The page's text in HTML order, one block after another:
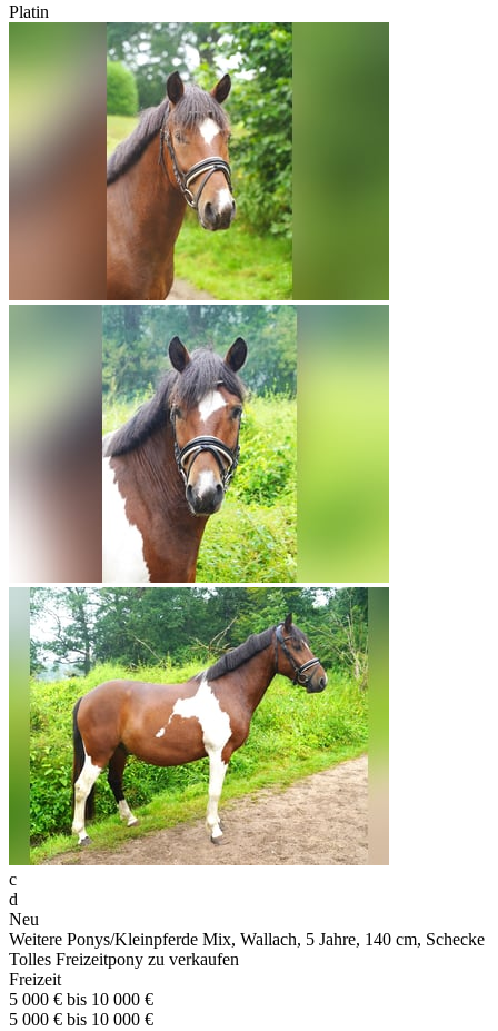
Platin
c
d
Neu
Weitere Ponys/Kleinpferde Mix, Wallach, 5 Jahre, 140 cm, Schecke
Tolles Freizeitpony zu verkaufen
Freizeit
5 000 € bis 10 000 €
5 000 € bis 10 000 €